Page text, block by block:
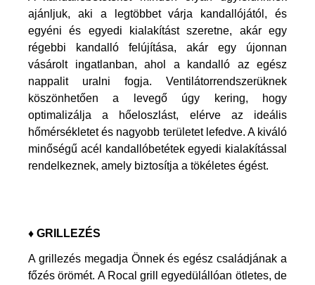
ajánljuk, aki a legtöbbet várja kandallójától, és
egyéni és egyedi kialakítást szeretne, akár egy
régebbi kandalló felújítása, akár egy újonnan
vásárolt ingatlanban, ahol a kandalló az egész
nappalit uralni fogja. Ventilátorrendszerüknek
köszönhetően a levegő úgy kering, hogy
optimalizálja a hőeloszlást, elérve az ideális
hőmérsékletet és nagyobb területet lefedve. A kiváló
minőségű acél kandallóbetétek egyedi kialakítással
rendelkeznek, amely biztosítja a tökéletes égést.
♦ GRILLEZÉS
A grillezés megadja Önnek és egész családjának a
főzés örömét. A Rocal grill egyedülállóan ötletes, de